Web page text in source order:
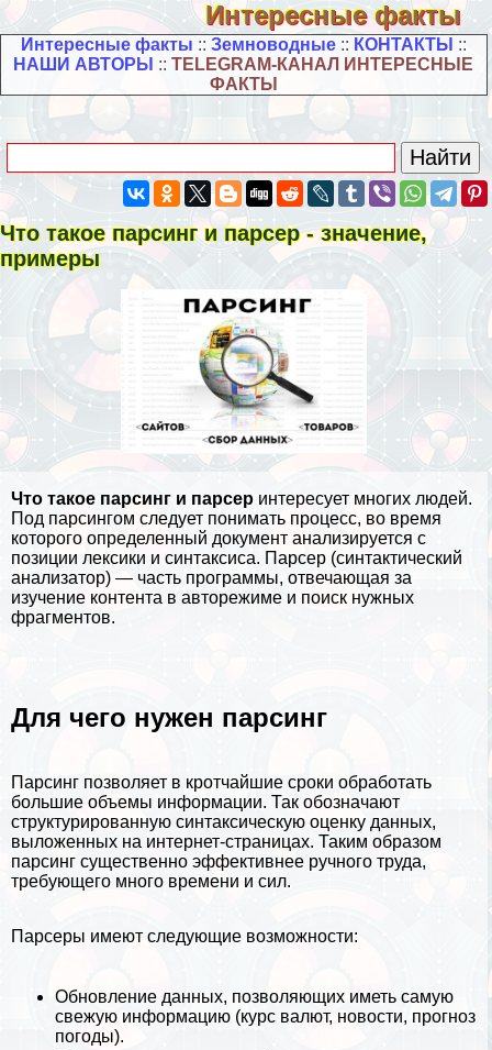
Интересные факты
Интересные факты :: Земноводные:: КОНТАКТЫ ::
НАШИ АВТОРЫ ::TELEGRAM-КАНАЛ ИНТЕРЕСНЫЕ
ФАКТЫ
Что такое парсинг и парсер - значение,
примеры
Что такое парсинг и парсер интересует многих людей.
Под парсингом следует понимать процесс, во время
которого определенный документ анализируется с
позиции лексики и синтаксиса. Парсер (синтактический
анализатор) — часть программы, отвечающая за
изучение контента в авторежиме и поиск нужных
фрагментов.
Для чего нужен парсинг
Парсинг позволяет в кротчайшие сроки обработать
большие объемы информации. Так обозначают
структурированную синтаксическую оценку данных,
выложенных на интернет-страницах. Таким образом
парсинг существенно эффективнее ручного труда,
требующего много времени и сил.
Парсеры имеют следующие возможности:
Обновление данных, позволяющих иметь самую
свежую информацию (курс валют, новости, прогноз
погоды).